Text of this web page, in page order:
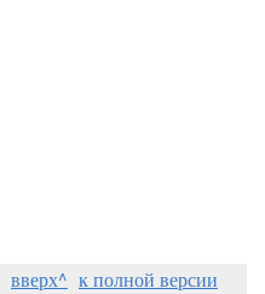
вверх^ к полной версии